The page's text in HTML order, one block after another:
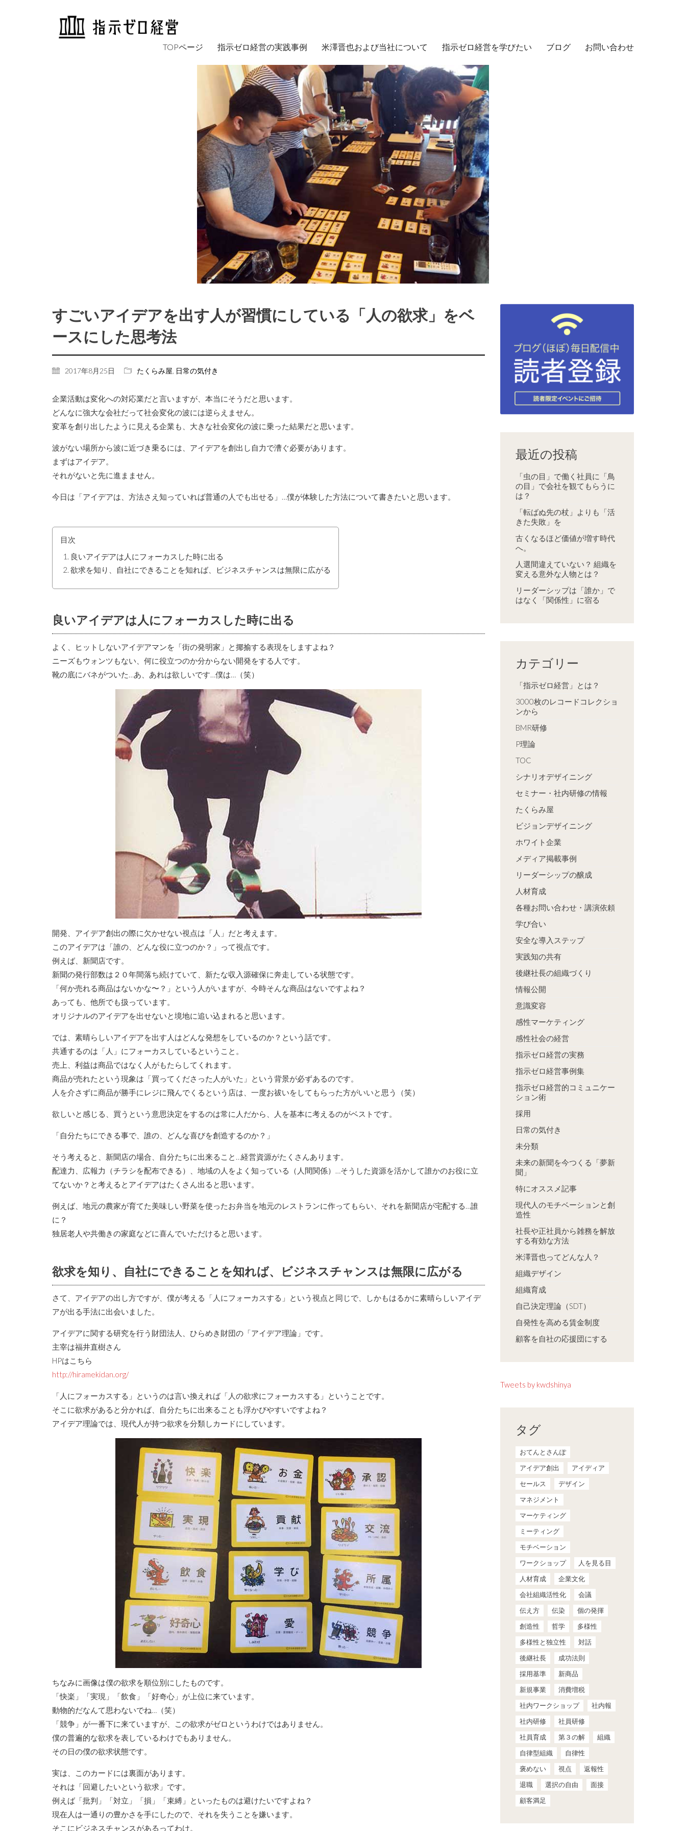
TOPページ 指示ゼロ経営の実践事例 米澤晋也および当社について 指示ゼロ経営を学びたい ブログ お問い合わせ
すごいアイデアを出す人が習慣にしている「人の欲求」をベ
ースにした思考法
2017年8月25日 たくらみ屋 日常の気付き
企業活動は変化への対応業だと言いますが、本当にそうだと思います。
どんなに強大な会社だって社会変化の波には逆らえません。
変革を創り出したように見える企業も、大きな社会変化の波に乗った結果だと思います。
波がない場所から波に近づき乗るには、アイデアを創出し自力で漕ぐ必要があります。
まずはアイデア。
それがないと先に進まません。
今日は「アイデアは、方法さえ知っていれば普通の人でも出せる」…僕が体験した方法について書きたいと思います。
目次
良いアイデアは人にフォーカスした時に出る
欲求を知り、自社にできることを知れば、ビジネスチャンスは無限に広がる
良いアイデアは人にフォーカスした時に出る
よく、ヒットしないアイデアマンを「街の発明家」と揶揄する表現をしますよね？
ニーズもウォンツもない、何に役立つのか分からない開発をする人です。
靴の底にバネがついた…あ、あれは欲しいです…僕は…（笑）
開発、アイデア創出の際に欠かせない視点は「人」だと考えます。
このアイデアは「誰の、どんな役に立つのか？」って視点です。
例えば、新聞店です。
新聞の発行部数は２０年間落ち続けていて、新たな収入源確保に奔走している状態です。
「何か売れる商品はないかな〜？」という人がいますが、今時そんな商品はないですよね？
あっても、他所でも扱っています。
オリジナルのアイデアを出せないと境地に追い込まれると思います。
では、素晴らしいアイデアを出す人はどんな発想をしているのか？という話です。
共通するのは「人」にフォーカスしているということ。
売上、利益は商品ではなく人がもたらしてくれます。
商品が売れたという現象は「買ってくださった人がいた」という背景が必ずあるのです。
人を介さずに商品が勝手にレジに飛んでくるという店は、一度お祓いをしてもらった方がいいと思う（笑）
欲しいと感じる、買うという意思決定をするのは常に人だから、人を基本に考えるのがベストです。
「自分たちにできる事で、誰の、どんな喜びを創造するのか？」
そう考えると、新聞店の場合、自分たちに出来ること…経営資源がたくさんあります。
配達力、広報力（チラシを配布できる）、地域の人をよく知っている（人間関係）…そうした資源を活かして誰かのお役に立
てないか？と考えるとアイデアはたくさん出ると思います。
例えば、地元の農家が育てた美味しい野菜を使ったお弁当を地元のレストランに作ってもらい、それを新聞店が宅配する…誰
に？
独居老人や共働きの家庭などに喜んでいただけると思います。
欲求を知り、自社にできることを知れば、ビジネスチャンスは無限に広がる
さて、アイデアの出し方ですが、僕が考える「人にフォーカスする」という視点と同じで、しかもはるかに素晴らしいアイデ
アが出る手法に出会いました。
アイデアに関する研究を行う財団法人、ひらめき財団の「アイデア理論」です。
主宰は福井直樹さん
HPはこちら
http://hiramekidan.org/
「人にフォーカスする」というのは言い換えれば「人の欲求にフォーカスする」ということです。
そこに欲求があると分かれば、自分たちに出来ることも浮かびやすいですよね？
アイデア理論では、現代人が持つ欲求を分類しカードにしています。
ちなみに画像は僕の欲求を順位別にしたものです。
「快楽」「実現」「飲食」「好奇心」が上位に来ています。
動物的だなんて思わないでね…（笑）
「競争」が一番下に来ていますが、この欲求がゼロというわけではありません。
僕の普遍的な欲求を表しているわけでもありません。
その日の僕の欲求状態です。
実は、このカードには裏面があります。
それは「回避したいという欲求」です。
例えば「批判」「対立」「損」「束縛」といったものは避けたいですよね？
現在人は一通りの豊かさを手にしたので、それを失うことを嫌います。
そこにビジネスチャンスがあるってわけ。
最近の投稿
「虫の目」で働く社員に「鳥
の目」で会社を観てもらうに
は？
「転ばぬ先の杖」よりも「活
きた失敗」を
古くなるほど価値が増す時代
へ。
人選間違えていない？ 組織を
変える意外な人物とは？
リーダーシップは「誰か」で
はなく「関係性」に宿る
カテゴリー
「指示ゼロ経営」とは？
3000枚のレコードコレクショ
ンから
BMR研修
P理論
TOC
シナリオデザイニング
セミナー・社内研修の情報
たくらみ屋
ビジョンデザイニング
ホワイト企業
メディア掲載事例
リーダーシップの醸成
人材育成
各種お問い合わせ・講演依頼
学び合い
安全な導入ステップ
実践知の共有
後継社長の組織づくり
情報公開
意識変容
感性マーケティング
感性社会の経営
指示ゼロ経営の実務
指示ゼロ経営事例集
指示ゼロ経営的コミュニケー
ション術
採用
日常の気付き
未分類
未来の新聞を今つくる「夢新
聞」
特にオススメ記事
現代人のモチベーションと創
造性
社長や正社員から雑務を解放
する有効な方法
米澤晋也ってどんな人？
組織デザイン
組織育成
自己決定理論（SDT）
自発性を高める賃金制度
顧客を自社の応援団にする
Tweets by kwdshinya
タグ
おてんとさんぽ
アイデア創出
アイディア
セールス
デザイン
マネジメント
マーケティング
ミーティング
モチベーション
ワークショップ
人を見る目
人材育成
企業文化
会社組織活性化
会議
伝え方
伝染
個の発揮
創造性
哲学
多様性
多様性と独立性
対話
後継社長
成功法則
採用基準
新商品
新規事業
消費増税
社内ワークショップ
社内報
社内研修
社員研修
社員育成
第３の解
組織
自律型組織
自律性
褒めない
視点
返報性
退職
選択の自由
面接
顧客満足